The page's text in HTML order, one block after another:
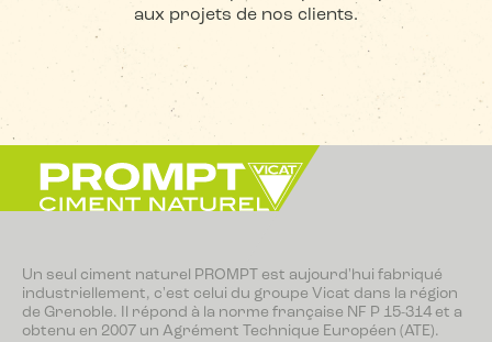
aux projets de nos clients.
Un seul ciment naturel PROMPT est aujourd'hui fabriqué
industriellement, c'est celui du groupe Vicat dans la région
de Grenoble. Il répond à la norme française NF P 15-314 et a
obtenu en 2007 un Agrément Technique Européen (ATE).